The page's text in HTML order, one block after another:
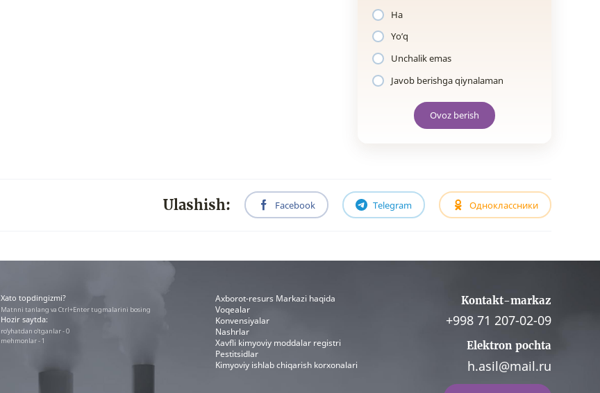
Ha
Yo’q
Unchalik emas
Javob berishga qiynalaman
Ovoz berish
Ulashish: Facebook Telegram Одноклассники
Xato topdingizmi?
Matnni tanlang va Ctrl+Enter tugmalarini bosing
Hozir saytda:
ro'yhatdan o'tganlar - 0
mehmonlar - 1
Аxborot-resurs Markazi haqida
Voqealar
Konvensiyalar
Nashrlar
Xavfli kimyoviy moddalar registri
Pestitsidlar
Kimyoviy ishlab chiqarish korxonalari
Kontakt-markaz
+998 71 207-02-09
Elektron pochta
h.asil@mail.ru